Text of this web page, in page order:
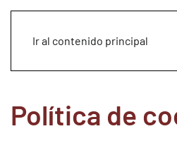
Ir al contenido principal
Política de